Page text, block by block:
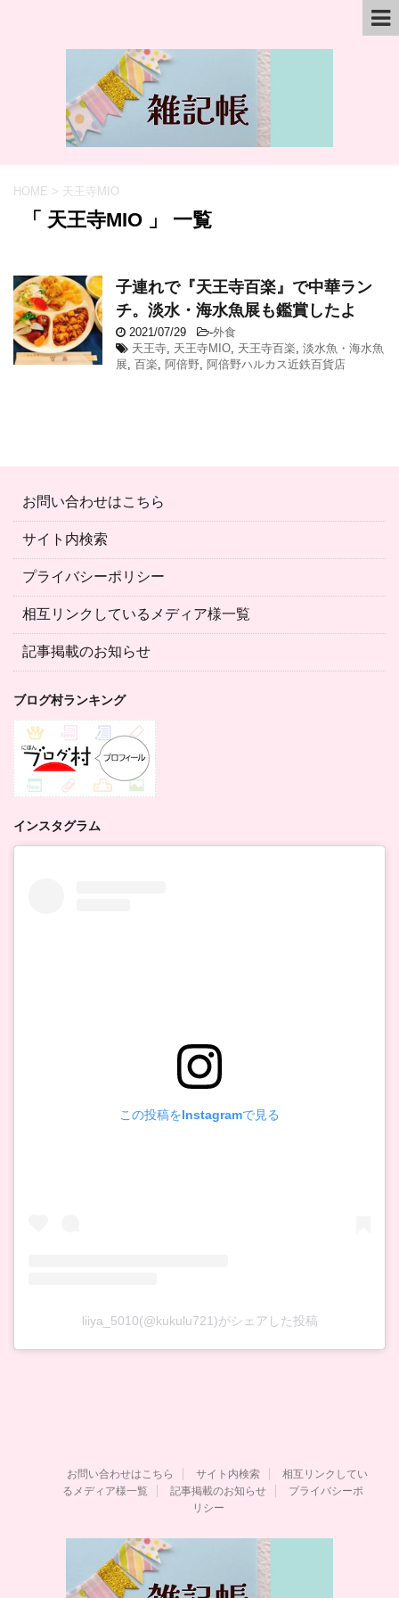
HOME > 天王寺MIO
「 天王寺MIO 」 一覧
子連れで『天王寺百楽』で中華ラン
チ。淡水・海水魚展も鑑賞したよ
2021/07/29 -外食
天王寺, 天王寺MIO, 天王寺百楽, 淡水魚・海水魚
展, 百楽, 阿倍野, 阿倍野ハルカス近鉄百貨店
お問い合わせはこちら
サイト内検索
プライバシーポリシー
相互リンクしているメディア様一覧
記事掲載のお知らせ
ブログ村ランキング
インスタグラム
この投稿をInstagramで見る
liiya_5010(@kukulu721)がシェアした投稿
お問い合わせはこちら サイト内検索
相互リンクしてい
るメディア様一覧
記事掲載のお知らせ
プライバシーポ
リシー